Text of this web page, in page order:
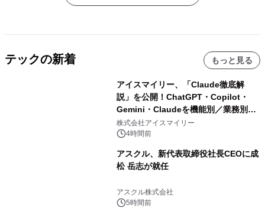
テックの新着 もっと見る
アイスマイリー、「Claude徹底解
説」を公開！ChatGPT・Copilot・
Gemini・Claudeを機能別／業務別に
比較―自社に合う生成AIの選び方がわ
かる実践ガイド
株式会社アイスマイリー
4時間前
アスクル、新代表取締役社長CEOに成
松 岳志が就任
アスクル株式会社
5時間前